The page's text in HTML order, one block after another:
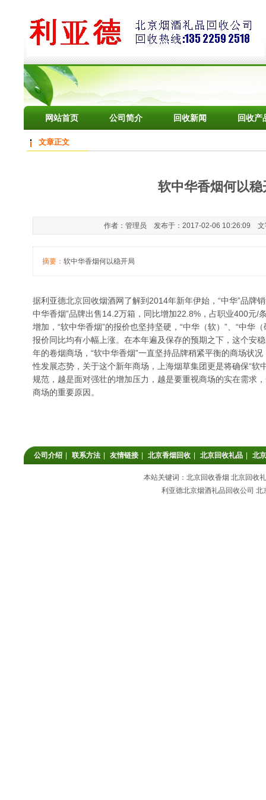
网站首页 公司简介 回收新闻 回收产
文章正文
软中华香烟何以稳
作者：管理员 发布于：2017-02-06 10:26:09 文
摘要： 软中华香烟何以稳开局
据利亚德北京回收烟酒网了解到2014年新年伊始，“中华”品牌
中华香烟”品牌出售14.2万箱，同比增加22.8%，占职业400元/
增加，“软中华香烟”的报价也坚持坚硬，“中华（软）”、“中华
报价同比均有小幅上涨。在本年遍及保存的预期之下，这个安
年的卷烟商场，“软中华香烟”一直坚持品牌稍紧平衡的商场状
性发展态势，关于这个新年商场，上海烟草集团更是将确保“软
规范，越是面对强壮的增加压力，越是要重视商场的实在需求
商场的重要原因。
公司介绍 联系方法 友情链接 北京香烟回收 北京回收礼品 北
本站关键词：北京回收香烟 北京回收
利亚德北京烟酒礼品回收公司